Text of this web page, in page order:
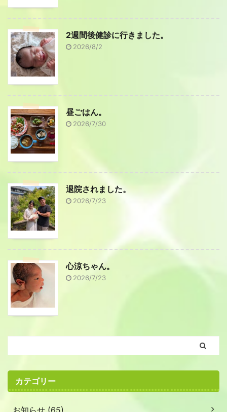
2週間後健診に行きました。
2026/8/2
昼ごはん。
2026/7/30
退院されました。
2026/7/23
心涼ちゃん。
2026/7/23
カテゴリー
お知らせ (65)